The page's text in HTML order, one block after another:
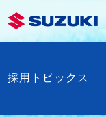
採用トピックス